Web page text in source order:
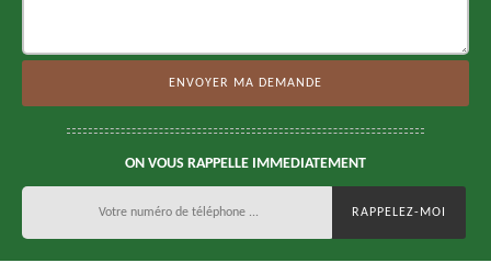
ON VOUS RAPPELLE IMMEDIATEMENT